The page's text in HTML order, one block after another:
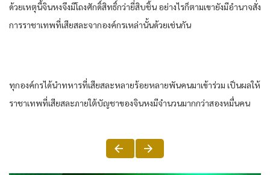
ด้วยเหตุนี้​จิน​หง​จึงมีโถงศักดิ์สิทธิ์​กว่า​ยี่สิบ​ชิ้น​ อย่างไรก็ตาม​เขา​ยัง​มีอำนาจ​สั่ง
การ​ราชา​เทพ​ที่​เสียสละ​จาก​องค์กร​เหล่านั้น​ด้วย​เช่นกัน​
ทุก​องค์กร​ได้​นำ​ทหาร​ที่​เสียสละ​หลาย​ร้อย​หลาย​พัน​คน​มาเข้าร่วม​ เป็นผล​ให้​
ราชา​เทพ​ที่​เสียสละ​ภายใต้​บัญชา​ของ​จิน​หง​มีจำนวน​มากกว่า​สอง​หมื่น​คน​